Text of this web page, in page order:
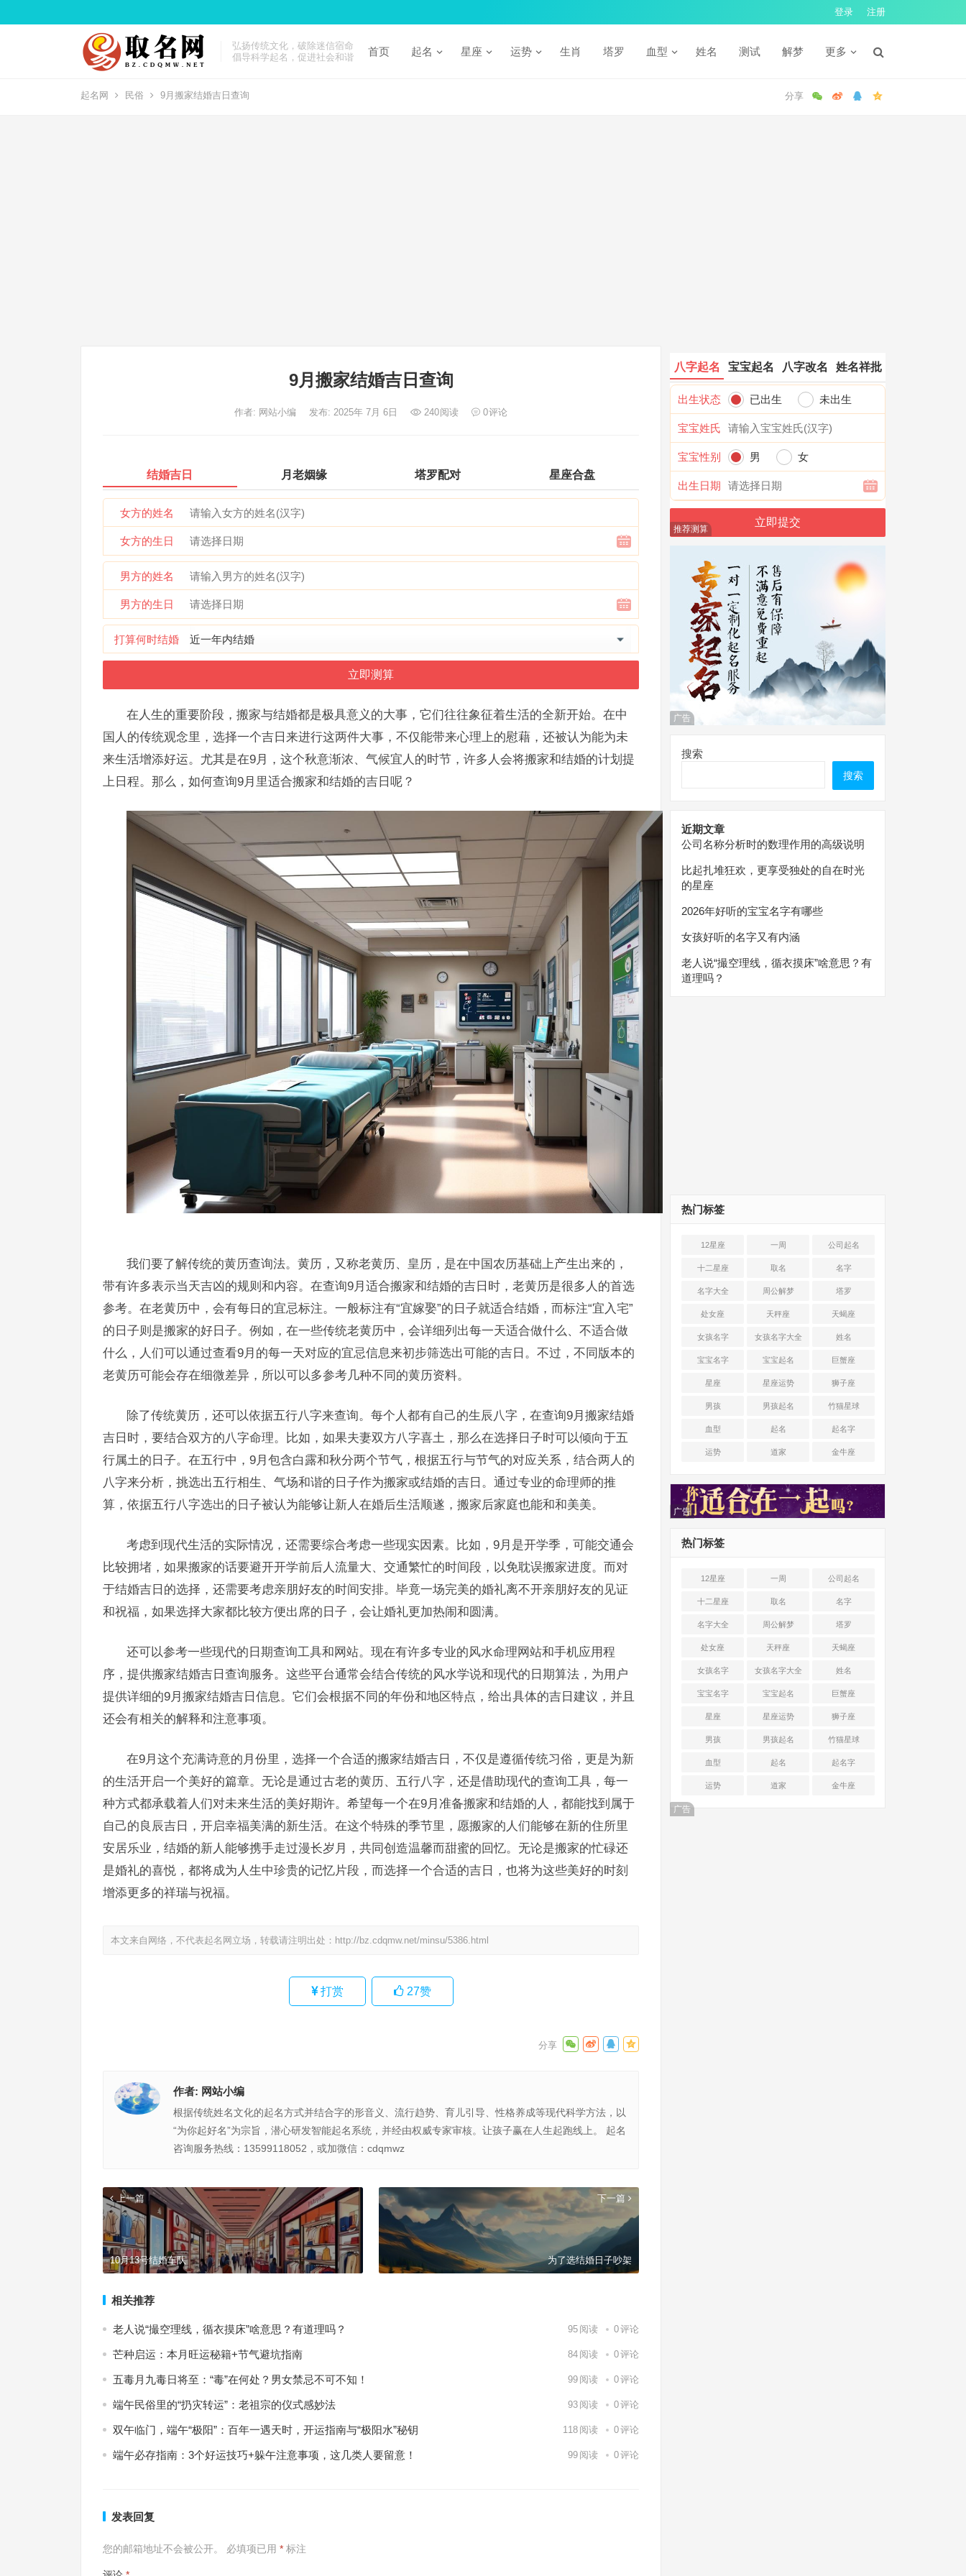
登录 注册
弘扬传统文化，破除迷信宿命
倡导科学起名，促进社会和谐
首页 起名 星座 运势 生肖 塔罗 血型 姓名 测试 解梦 更多
起名网 民俗 9月搬家结婚吉日查询
9月搬家结婚吉日查询
作者: 网站小编 发布: 2025年 7月 6日 240阅读 0评论
结婚吉日 月老姻缘 塔罗配对 星座合盘
女方的姓名
女方的生日
男方的姓名
男方的生日
打算何时结婚
在人生的重要阶段，搬家与结婚都是极具意义的大事，它们往往象征着生活的全新开始。在中
国人的传统观念里，选择一个吉日来进行这两件大事，不仅能带来心理上的慰藉，还被认为能为未
来生活增添好运。尤其是在9月，这个秋意渐浓、气候宜人的时节，许多人会将搬家和结婚的计划提
上日程。那么，如何查询9月里适合搬家和结婚的吉日呢？
我们要了解传统的黄历查询法。黄历，又称老黄历、皇历，是在中国农历基础上产生出来的，
带有许多表示当天吉凶的规则和内容。在查询9月适合搬家和结婚的吉日时，老黄历是很多人的首选
参考。在老黄历中，会有每日的宜忌标注。一般标注有“宜嫁娶”的日子就适合结婚，而标注“宜入宅”
的日子则是搬家的好日子。例如，在一些传统老黄历中，会详细列出每一天适合做什么、不适合做
什么，人们可以通过查看9月的每一天对应的宜忌信息来初步筛选出可能的吉日。不过，不同版本的
老黄历可能会存在细微差异，所以可以多参考几种不同的黄历资料。
除了传统黄历，还可以依据五行八字来查询。每个人都有自己的生辰八字，在查询9月搬家结婚
吉日时，要结合双方的八字命理。比如，如果夫妻双方八字喜土，那么在选择日子时可以倾向于五
行属土的日子。在五行中，9月包含白露和秋分两个节气，根据五行与节气的对应关系，结合两人的
八字来分析，挑选出五行相生、气场和谐的日子作为搬家或结婚的吉日。通过专业的命理师的推
算，依据五行八字选出的日子被认为能够让新人在婚后生活顺遂，搬家后家庭也能和和美美。
考虑到现代生活的实际情况，还需要综合考虑一些现实因素。比如，9月是开学季，可能交通会
比较拥堵，如果搬家的话要避开开学前后人流量大、交通繁忙的时间段，以免耽误搬家进度。而对
于结婚吉日的选择，还需要考虑亲朋好友的时间安排。毕竟一场完美的婚礼离不开亲朋好友的见证
和祝福，如果选择大家都比较方便出席的日子，会让婚礼更加热闹和圆满。
还可以参考一些现代的日期查询工具和网站。现在有许多专业的风水命理网站和手机应用程
序，提供搬家结婚吉日查询服务。这些平台通常会结合传统的风水学说和现代的日期算法，为用户
提供详细的9月搬家结婚吉日信息。它们会根据不同的年份和地区特点，给出具体的吉日建议，并且
还会有相关的解释和注意事项。
在9月这个充满诗意的月份里，选择一个合适的搬家结婚吉日，不仅是遵循传统习俗，更是为新
的生活开启一个美好的篇章。无论是通过古老的黄历、五行八字，还是借助现代的查询工具，每一
种方式都承载着人们对未来生活的美好期许。希望每一个在9月准备搬家和结婚的人，都能找到属于
自己的良辰吉日，开启幸福美满的新生活。在这个特殊的季节里，愿搬家的人们能够在新的住所里
安居乐业，结婚的新人能够携手走过漫长岁月，共同创造温馨而甜蜜的回忆。无论是搬家的忙碌还
是婚礼的喜悦，都将成为人生中珍贵的记忆片段，而选择一个合适的吉日，也将为这些美好的时刻
增添更多的祥瑞与祝福。
本文来自网络，不代表起名网立场，转载请注明出处： http://bz.cdqmw.net/minsu/5386.html
打赏 27赞
作者: 网站小编
根据传统姓名文化的起名方式并结合字的形音义、流行趋势、育儿引导、性格养成等现代科学方法，以
“为你起好名”为宗旨，潜心研发智能起名系统，并经由权威专家审核。让孩子赢在人生起跑线上。 起名
咨询服务热线：13599118052，或加微信：cdqmwz
上一篇
10月13号结婚车队
下一篇
为了选结婚日子吵架
相关推荐
老人说“撮空理线，循衣摸床”啥意思？有道理吗？ 95 阅读 0评论
芒种启运：本月旺运秘籍+节气避坑指南 84 阅读 0评论
五毒月九毒日将至：“毒”在何处？男女禁忌不可不知！ 99 阅读 0评论
端午民俗里的“扔灾转运”：老祖宗的仪式感妙法 93 阅读 0评论
双午临门，端午“极阳”：百年一遇天时，开运指南与“极阳水”秘钥 118 阅读 0评论
端午必存指南：3个好运技巧+躲午注意事项，这几类人要留意！ 99 阅读 0评论
发表回复
您的邮箱地址不会被公开。 必填项已用 * 标注
八字起名 宝宝起名 八字改名 姓名祥批
出生状态 已出生 未出生
宝宝姓氏
宝宝性别 男 女
出生日期
推荐测算
广告
搜索
搜索
近期文章
公司名称分析时的数理作用的高级说明
比起扎堆狂欢，更享受独处的自在时光
的星座
2026年好听的宝宝名字有哪些
女孩好听的名字又有内涵
老人说“撮空理线，循衣摸床”啥意思？有
道理吗？
热门标签
12星座 一周 公司起名
十二星座 取名 名字
名字大全 周公解梦 塔罗
处女座 天秤座 天蝎座
女孩名字 女孩名字大全 姓名
宝宝名字 宝宝起名 巨蟹座
星座 星座运势 狮子座
男孩 男孩起名 竹猫星球
血型 起名 起名字
运势 道家 金牛座
广告
热门标签
12星座 一周 公司起名
十二星座 取名 名字
名字大全 周公解梦 塔罗
处女座 天秤座 天蝎座
女孩名字 女孩名字大全 姓名
宝宝名字 宝宝起名 巨蟹座
星座 星座运势 狮子座
男孩 男孩起名 竹猫星球
血型 起名 起名字
运势 道家 金牛座
广告